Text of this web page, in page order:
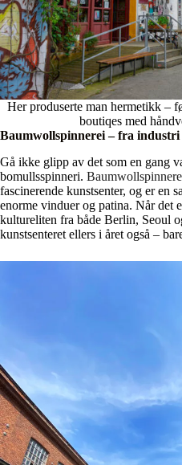
Her produserte man hermetikk –
boutiqes med
Baumwollspinnerei – fra
Gå ikke glipp av det som en gang
bomullsspinneri.
fascinerende kunstsenter, og er en
enorme vinduer og patina. Når det
kultureliten fra både Berlin, Seoul
kunstsenteret ellers i året også –